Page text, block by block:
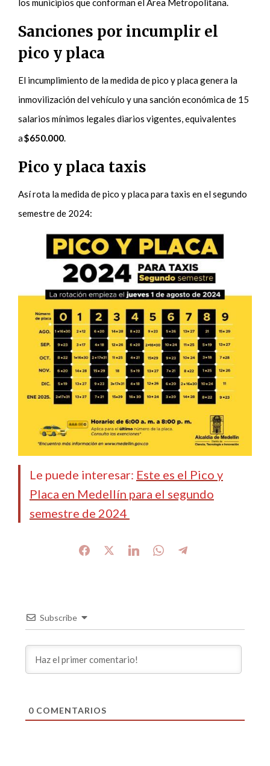
Sanciones por incumplir el
pico y placa
El incumplimiento de la medida de pico y placa genera la
inmovilización del vehículo y una sanción económica de 15
salarios mínimos legales diarios vigentes, equivalentes
a$650.000
Pico y placa taxis
Así rota la medida de pico y placa para taxis en el segundo
semestre de 2024:
Le puede interesar: Este es el Pico y
Placa en Medellín para el segundo
semestre de 2024
Subscribe
0COMENTARIOS